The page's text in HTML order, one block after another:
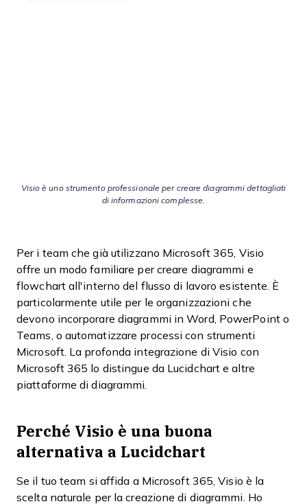
Visio è uno strumento professionale per creare diagrammi dettagliati
di informazioni complesse.
Per i team che già utilizzano Microsoft 365, Visio
offre un modo familiare per creare diagrammi e
flowchart all'interno del flusso di lavoro esistente. È
particolarmente utile per le organizzazioni che
devono incorporare diagrammi in Word, PowerPoint o
Teams, o automatizzare processi con strumenti
Microsoft. La profonda integrazione di Visio con
Microsoft 365 lo distingue da Lucidchart e altre
piattaforme di diagrammi.
Perché Visio è una buona
alternativa a Lucidchart
Se il tuo team si affida a Microsoft 365, Visio è la
scelta naturale per la creazione di diagrammi. Ho